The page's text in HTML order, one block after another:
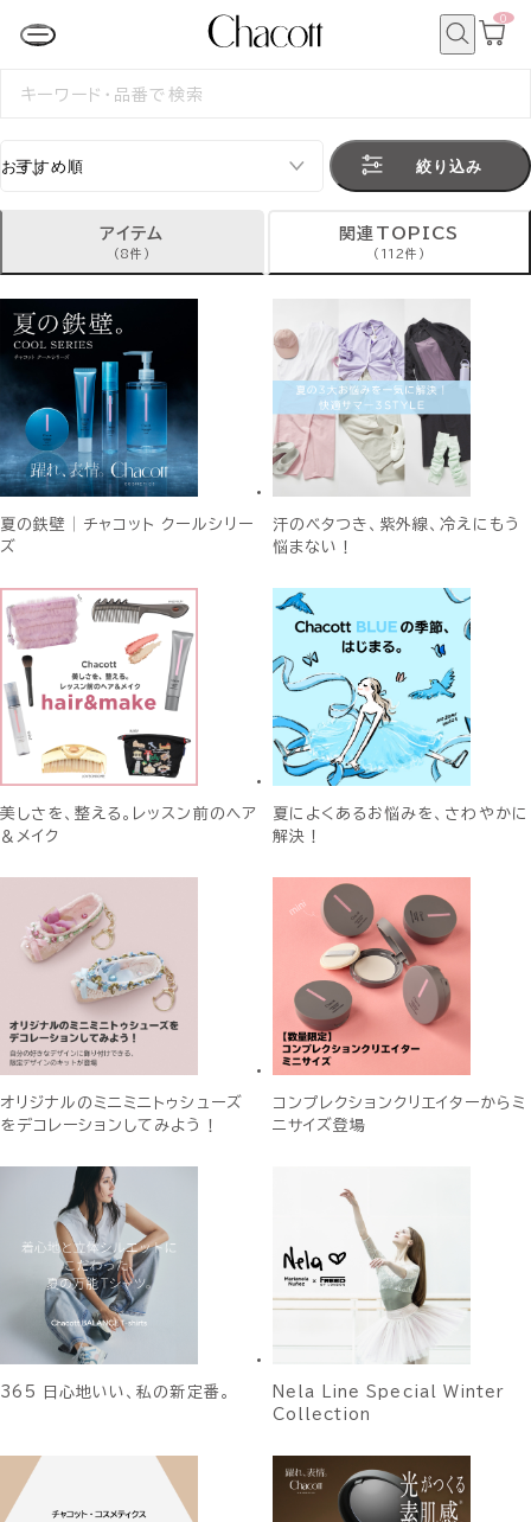
カ
0
検
絞り込み
アイテム
(8件)
関連TOPICS
(112件)
夏の鉄壁│チャコット クールシリー
ズ
汗のベタつき、紫外線、冷えにもう
悩まない！
美しさを、整える。レッスン前のヘア
＆メイク
夏によくあるお悩みを、さわやかに
解決！
オリジナルのミニミニトゥシューズ
をデコレーションしてみよう！
コンプレクションクリエイターからミ
ニサイズ登場
365 日心地いい、私の新定番。
Nela Line Special Winter
Collection